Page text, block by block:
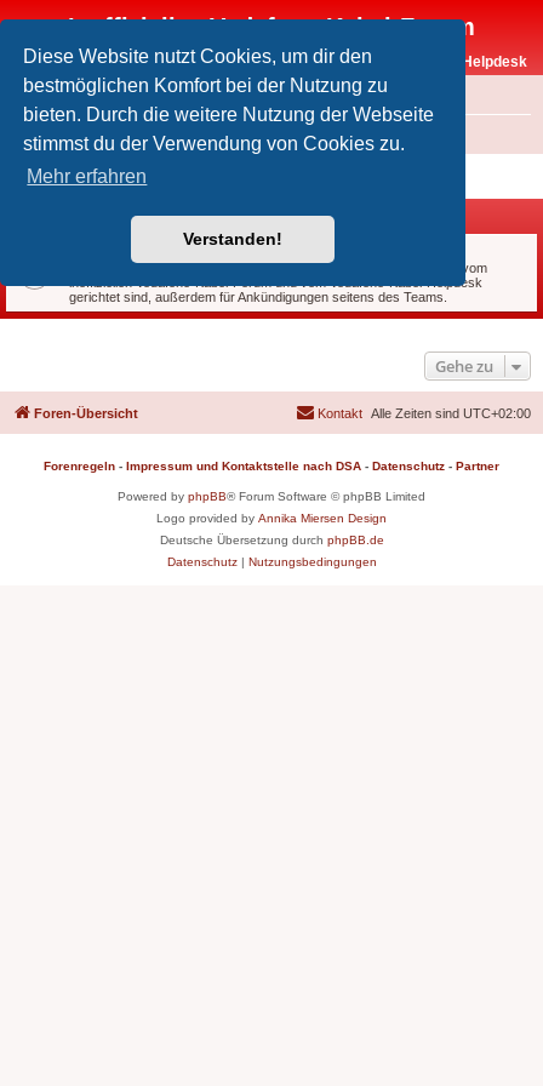
Diese Website nutzt Cookies, um dir den
bestmöglichen Komfort bei der Nutzung zu
bieten. Durch die weitere Nutzung der Webseite
stimmst du der Verwendung von Cookies zu.
Mehr erfahren
Verstanden!
Inoffizielles Vodafone-Kabel-Forum
Vodafone-Kabel-Helpdesk
FAQ
Foren-Übersicht Intern
Intern
Forum
Der Platz für Fragen, Anregungen, Kritik und Lob, die an das Team vom
inoffiziellen Vodafone-Kabel-Forum und vom Vodafone-Kabel-Helpdesk
gerichtet sind, außerdem für Ankündigungen seitens des Teams.
Gehe zu
Foren-Übersicht Alle Zeiten sind UTC+02:00
Kontakt
Forenregeln - Impressum und Kontaktstelle nach DSA - Datenschutz - Partner
Powered by phpBB® Forum Software © phpBB Limited
Logo provided by Annika Miersen Design
Deutsche Übersetzung durch phpBB.de
Datenschutz| Nutzungsbedingungen